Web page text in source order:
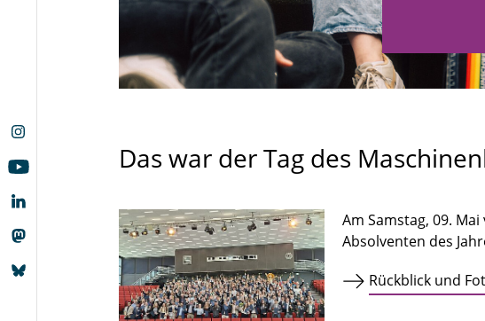
Das war der Tag des
Am Samstag, 09.
Absolventen des
Rückblick und